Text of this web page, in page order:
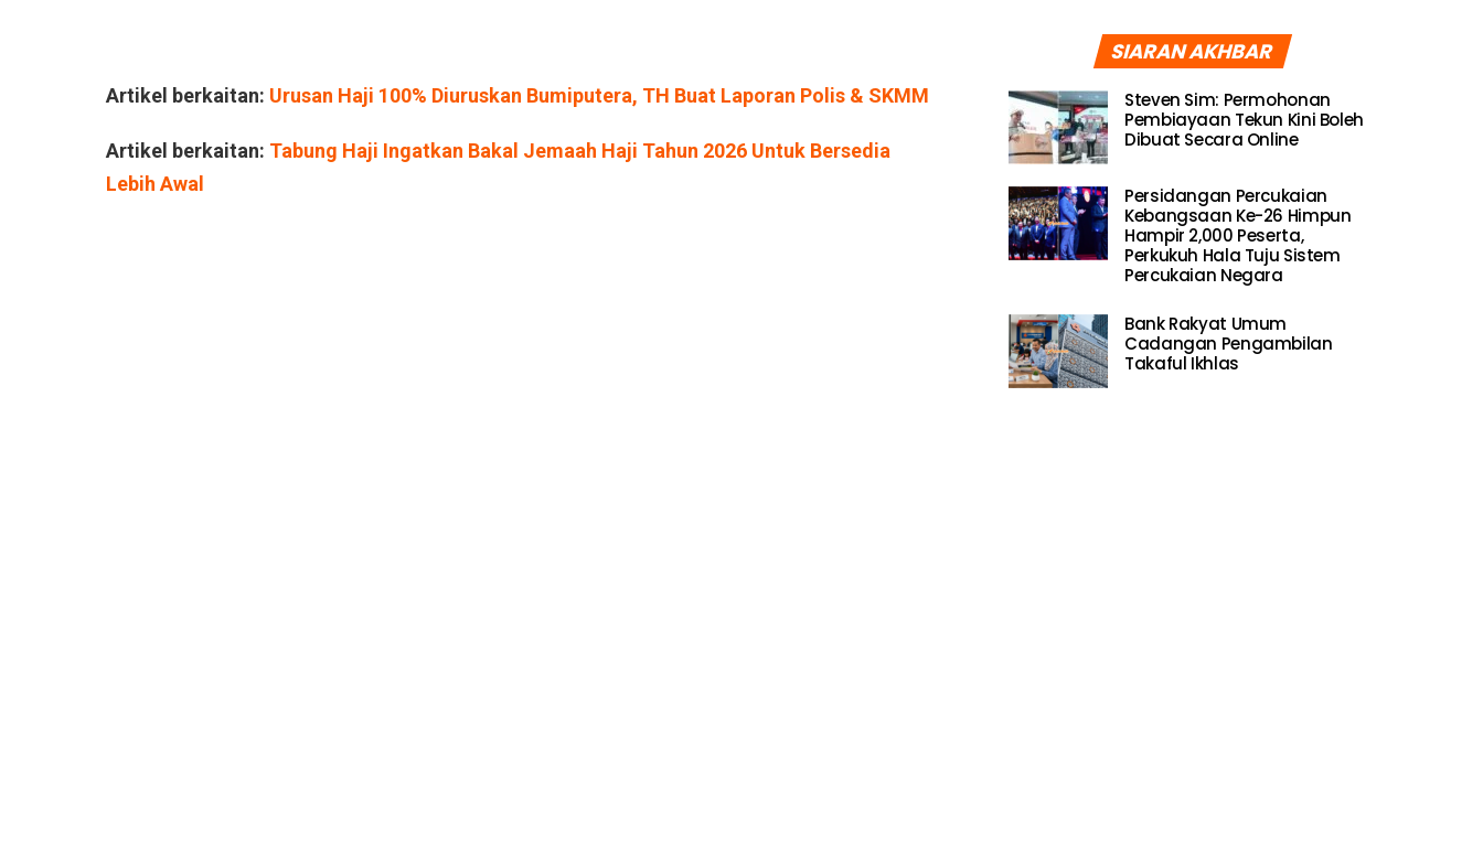
Artikel berkaitan: Urusan Haji 100% Diuruskan Bumiputera, TH Buat Laporan Polis & SKMM
Artikel berkaitan: Tabung Haji Ingatkan Bakal Jemaah Haji Tahun 2026 Untuk Bersedia
Lebih Awal
SIARAN AKHBAR
Steven Sim: Permohonan
Pembiayaan Tekun Kini Boleh
Dibuat Secara Online
Persidangan Percukaian
Kebangsaan Ke-26 Himpun
Hampir 2,000 Peserta,
Perkukuh Hala Tuju Sistem
Percukaian Negara
Bank Rakyat Umum
Cadangan Pengambilan
Takaful Ikhlas